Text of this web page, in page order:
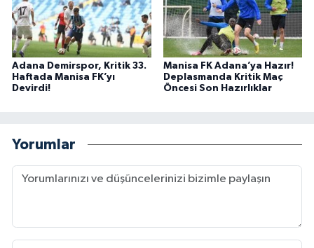
Adana Demirspor, Kritik 33.
Haftada Manisa FK’yı
Devirdi!
Manisa FK Adana’ya Hazır!
Deplasmanda Kritik Maç
Öncesi Son Hazırlıklar
Yorumlar